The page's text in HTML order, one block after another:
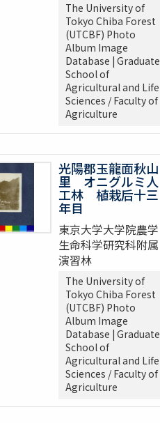
The University of
Tokyo Chiba Forest
(UTCBF) Photo
Album Image
Database | Graduate
School of
Agricultural and Life
Sciences / Faculty of
Agriculture
光陽郡玉龍面秋山
里 オニグルミ人
工林 植栽后十三
年目
東京大学大学院農学
生命科学研究科附属
演習林
The University of
Tokyo Chiba Forest
(UTCBF) Photo
Album Image
Database | Graduate
School of
Agricultural and Life
Sciences / Faculty of
Agriculture